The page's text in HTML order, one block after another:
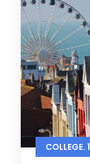
COLLEGE.